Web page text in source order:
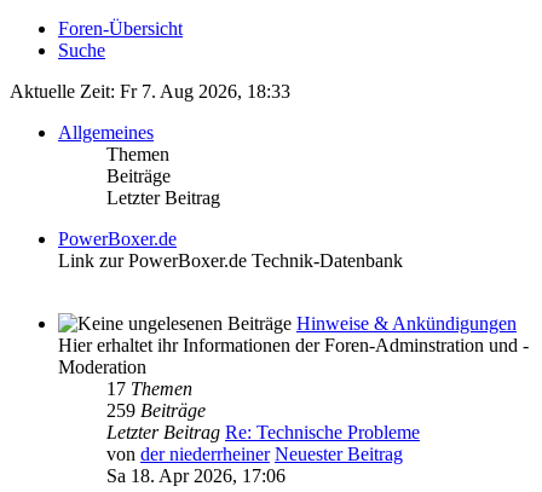
Foren-Übersicht
Suche
Aktuelle Zeit: Fr 7. Aug 2026, 18:33
Allgemeines
Themen
Beiträge
Letzter Beitrag
PowerBoxer.de
Link zur PowerBoxer.de Technik-Datenbank
Hinweise & Ankündigungen
Hier erhaltet ihr Informationen der Foren-Adminstration und -
Moderation
17 Themen
259 Beiträge
Letzter Beitrag Re: Technische Probleme
von der niederrheiner Neuester Beitrag
Sa 18. Apr 2026, 17:06